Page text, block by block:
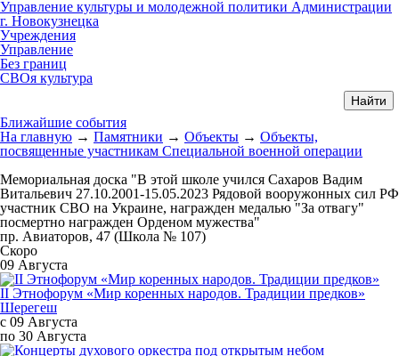
Управление культуры и молодежной политики Администрации
г. Новокузнецка
Учреждения
Управление
Без границ
СВОя культура
Ближайшие события
На главную → Памятники → Объекты → Объекты,
посвященные участникам Специальной военной операции
Мемориальная доска "В этой школе учился Сахаров Вадим
Витальевич 27.10.2001-15.05.2023 Рядовой вооружонных сил РФ
участник СВО на Украине, награжден медалью "За отвагу"
посмертно награжден Орденом мужества"
пр. Авиаторов, 47 (Школа № 107)
Скоро
09 Августа
II Этнофорум «Мир коренных народов. Традиции предков»
Шерегеш
с 09 Августа
по 30 Августа